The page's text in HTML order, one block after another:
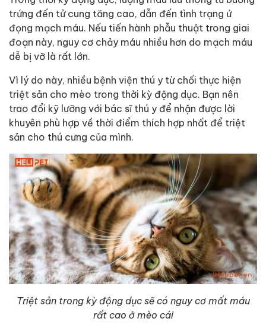
trứng đến tử cung tăng cao, dẫn đến tình trạng ứ
đọng mạch máu. Nếu tiến hành phẫu thuật trong giai
đoạn này, nguy cơ chảy máu nhiều hơn do mạch máu
dễ bị vỡ là rất lớn.
Vì lý do này, nhiều bệnh viện thú y từ chối thực hiện
triệt sản cho mèo trong thời kỳ động dục. Bạn nên
trao đổi kỹ lưỡng với bác sĩ thú y để nhận được lời
khuyên phù hợp về thời điểm thích hợp nhất để triệt
sản cho thú cưng của mình.
Triệt sản trong kỳ động dục sẽ có nguy cơ mất máu
rất cao ở mèo cái